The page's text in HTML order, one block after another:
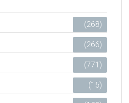
(268)
(266)
(771)
(15)